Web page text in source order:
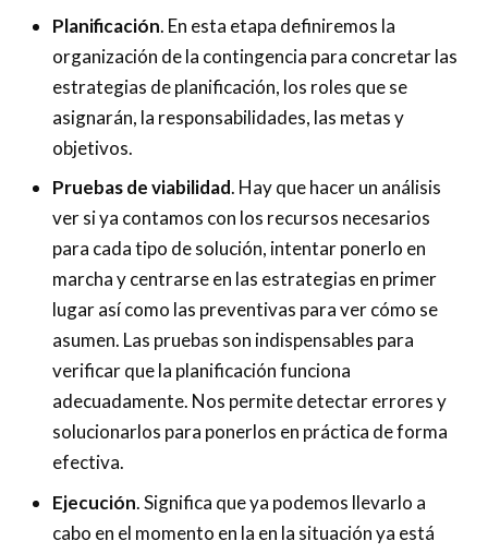
Planificación. En esta etapa definiremos la
organización de la contingencia para concretar las
estrategias de planificación, los roles que se
asignarán, la responsabilidades, las metas y
objetivos.
Pruebas de viabilidad. Hay que hacer un análisis
ver si ya contamos con los recursos necesarios
para cada tipo de solución, intentar ponerlo en
marcha y centrarse en las estrategias en primer
lugar así como las preventivas para ver cómo se
asumen. Las pruebas son indispensables para
verificar que la planificación funciona
adecuadamente. Nos permite detectar errores y
solucionarlos para ponerlos en práctica de forma
efectiva.
Ejecución. Significa que ya podemos llevarlo a
cabo en el momento en la en la situación ya está